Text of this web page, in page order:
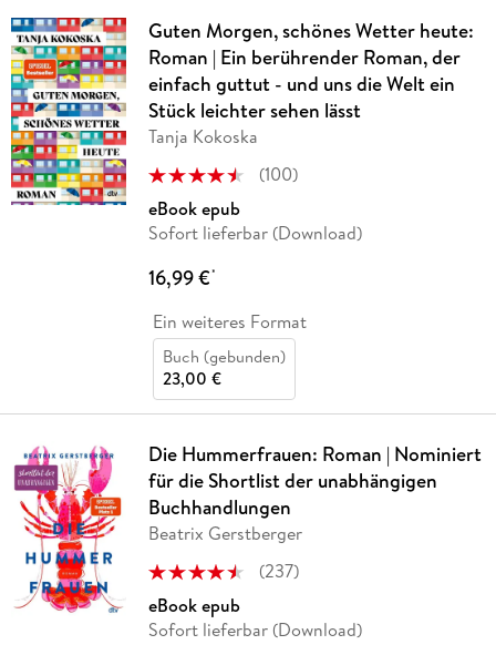
Guten Morgen, schönes Wetter heute:
Roman | Ein berührender Roman, der
einfach guttut - und uns die Welt ein
Stück leichter sehen lässt
Tanja Kokoska
(100)
eBook epub
Sofort lieferbar (Download)
16,99 €*
Ein weiteres Format
Buch (gebunden)
23,00 €
Die Hummerfrauen: Roman | Nominiert
für die Shortlist der unabhängigen
Buchhandlungen
Beatrix Gerstberger
(237)
eBook epub
Sofort lieferbar (Download)